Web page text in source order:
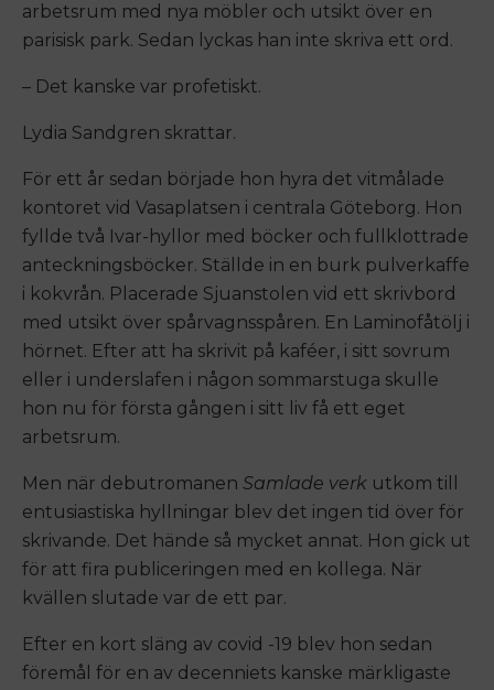
arbetsrum med nya möbler och utsikt över en
parisisk park. Sedan lyckas han inte skriva ett ord.
– Det kanske var profetiskt.
Lydia Sandgren skrattar.
För ett år sedan började hon hyra det vitmålade
kontoret vid Vasaplatsen i centrala Göteborg. Hon
fyllde två Ivar-hyllor med böcker och fullklottrade
anteckningsböcker. Ställde in en burk pulverkaffe
i kokvrån. Placerade Sjuanstolen vid ett skrivbord
med utsikt över spårvagnsspåren. En Laminofåtölj i
hörnet. Efter att ha skrivit på kaféer, i sitt sovrum
eller i underslafen i någon sommarstuga skulle
hon nu för första gången i sitt liv få ett eget
arbetsrum.
Men när debutromanen Samlade verk utkom till
entusiastiska hyllningar blev det ingen tid över för
skrivande. Det hände så mycket annat. Hon gick ut
för att fira publiceringen med en kollega. När
kvällen slutade var de ett par.
Efter en kort släng av covid -19 blev hon sedan
föremål för en av decenniets kanske märkligaste